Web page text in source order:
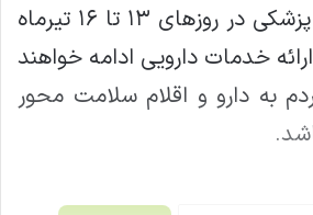
دانشگاه‌های علوم پزشکی در روز‌های ۱۳ تا ۱۶ تیرماه
خدمات دارویی ادامه خواهند
به دارو و اقلام سلامت محور